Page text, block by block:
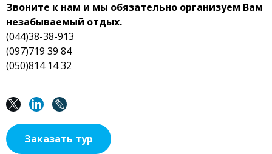
Звоните к нам и мы обязательно организуем Вам
незабываемый отдых.
(044)38-38-913
(097)719 39 84
(050)814 14 32
Заказать тур